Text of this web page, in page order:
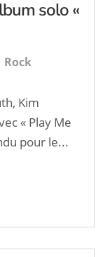
solo «
Rock
Kim
« Play Me
pour le...